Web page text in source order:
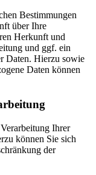
Bestimmungen
über Ihre
Herkunft und
und ggf. ein
Daten. Hierzu sowie
Daten können
Ihrer
können Sie sich
der